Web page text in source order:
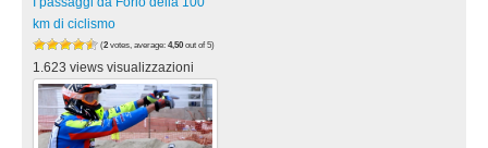
km di ciclismo
(2 votes, average: 4,50 out of 5)
1.623 views visualizzazioni